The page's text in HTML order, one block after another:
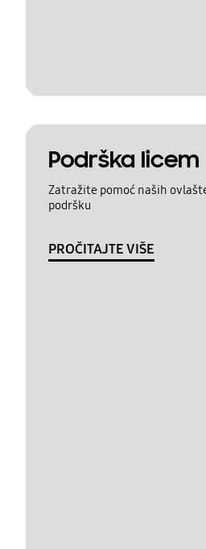
Podrška licem
Zatražite pomoć naših
podršku
PROČITAJTE VIŠE